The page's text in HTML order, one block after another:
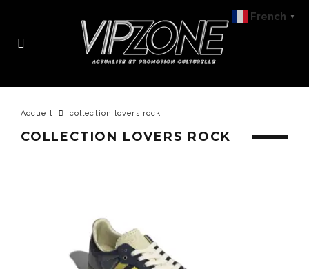
Accueil collection lovers rock
COLLECTION LOVERS ROCK
French ▼